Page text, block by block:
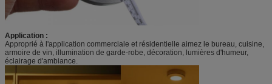
Application :
Approprié à l'application commerciale et résidentielle aimez le bureau, cuisine,
armoire de vin, illumination de garde-robe, décoration, lumières d'humeur,
éclairage d'ambiance.